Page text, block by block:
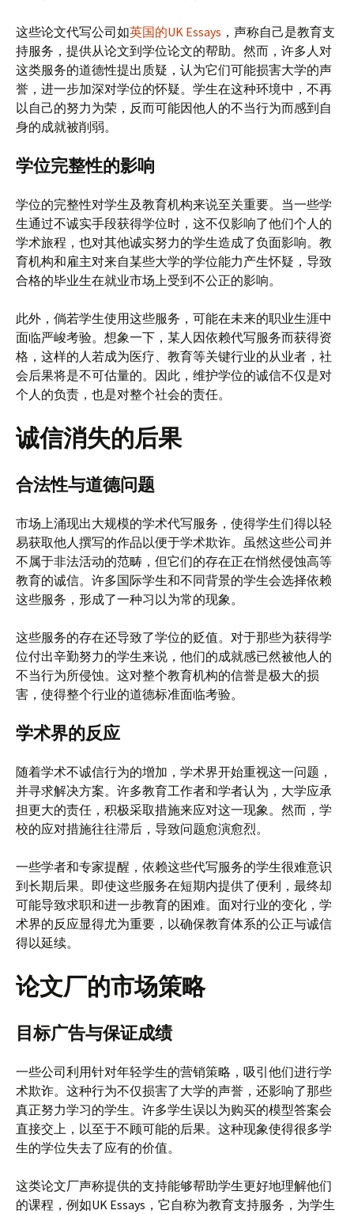
这些论文代写公司如英国的UK Essays ，声称自己是教育支
持服务，提供从论文到学位论文的帮助。然而，许多人对
这类服务的道德性提出质疑，认为它们可能损害大学的声
誉，进一步加深对学位的怀疑。学生在这种环境中，不再
以自己的努力为荣，反而可能因他人的不当行为而感到自
身的成就被削弱。
学位完整性的影响
学位的完整性对学生及教育机构来说至关重要。当一些学
生通过不诚实手段获得学位时，这不仅影响了他们个人的
学术旅程，也对其他诚实努力的学生造成了负面影响。教
育机构和雇主对来自某些大学的学位能力产生怀疑，导致
合格的毕业生在就业市场上受到不公正的影响。
此外，倘若学生使用这些服务，可能在未来的职业生涯中
面临严峻考验。想象一下，某人因依赖代写服务而获得资
格，这样的人若成为医疗、教育等关键行业的从业者，社
会后果将是不可估量的。因此，维护学位的诚信不仅是对
个人的负责，也是对整个社会的责任。
诚信消失的后果
合法性与道德问题
市场上涌现出大规模的学术代写服务，使得学生们得以轻
易获取他人撰写的作品以便于学术欺诈。虽然这些公司并
不属于非法活动的范畴，但它们的存在正在悄然侵蚀高等
教育的诚信。许多国际学生和不同背景的学生会选择依赖
这些服务，形成了一种习以为常的现象。
这些服务的存在还导致了学位的贬值。对于那些为获得学
位付出辛勤努力的学生来说，他们的成就感已然被他人的
不当行为所侵蚀。这对整个教育机构的信誉是极大的损
害，使得整个行业的道德标准面临考验。
学术界的反应
随着学术不诚信行为的增加，学术界开始重视这一问题，
并寻求解决方案。许多教育工作者和学者认为，大学应承
担更大的责任，积极采取措施来应对这一现象。然而，学
校的应对措施往往滞后，导致问题愈演愈烈。
一些学者和专家提醒，依赖这些代写服务的学生很难意识
到长期后果。即使这些服务在短期内提供了便利，最终却
可能导致求职和进一步教育的困难。面对行业的变化，学
术界的反应显得尤为重要，以确保教育体系的公正与诚信
得以延续。
论文厂的市场策略
目标广告与保证成绩
一些公司利用针对年轻学生的营销策略，吸引他们进行学
术欺诈。这种行为不仅损害了大学的声誉，还影响了那些
真正努力学习的学生。许多学生误以为购买的模型答案会
直接交上，以至于不顾可能的后果。这种现象使得很多学
生的学位失去了应有的价值。
这类论文厂声称提供的支持能够帮助学生更好地理解他们
的课程，例如UK Essays，它自称为教育支持服务，为学生